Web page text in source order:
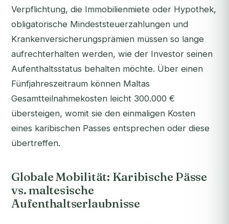
Verpflichtung, die Immobilienmiete oder Hypothek,
obligatorische Mindeststeuerzahlungen und
Krankenversicherungsprämien müssen so lange
aufrechterhalten werden, wie der Investor seinen
Aufenthaltsstatus behalten möchte. Über einen
Fünfjahreszeitraum können Maltas
Gesamtteilnahmekosten leicht 300.000 €
übersteigen, womit sie den einmaligen Kosten
eines karibischen Passes entsprechen oder diese
übertreffen.
Globale Mobilität: Karibische Pässe
vs. maltesische
Aufenthaltserlaubnisse